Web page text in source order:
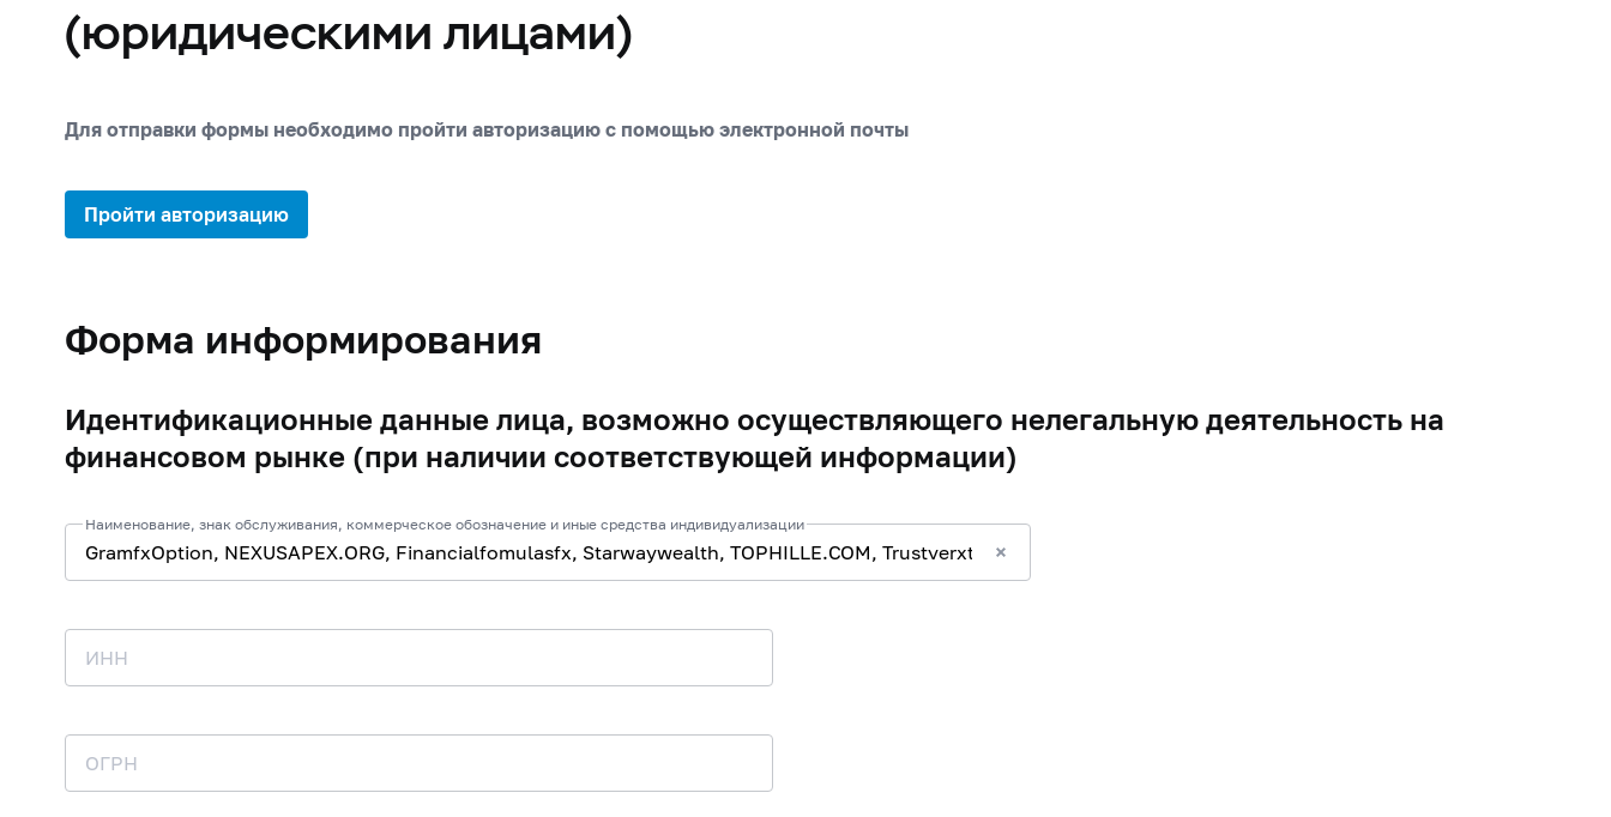
(юридическими лицами)
Для отправки формы необходимо пройти авторизацию с помощью электронной почты
Пройти авторизацию
Форма информирования
Идентификационные данные лица, возможно осуществляющего нелегальную деятельность на
финансовом рынке (при наличии соответствующей информации)
Наименование, знак обслуживания, коммерческое обозначение и иные средства индивидуализации
ИНН
ОГРН